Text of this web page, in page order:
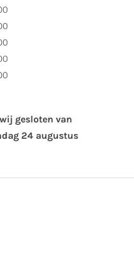
gesloten van
24 augustus